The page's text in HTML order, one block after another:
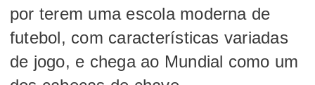
por terem uma escola moderna de
futebol, com características variadas
de jogo, e chega ao Mundial como um